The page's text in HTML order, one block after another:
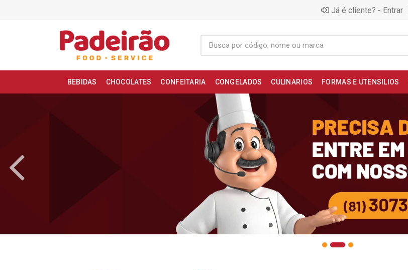
Já é cliente? - Entrar
BEBIDAS CHOCOLATES CONFEITARIA CONGELADOS CULINARIOS FORMAS E UTENSILIOS